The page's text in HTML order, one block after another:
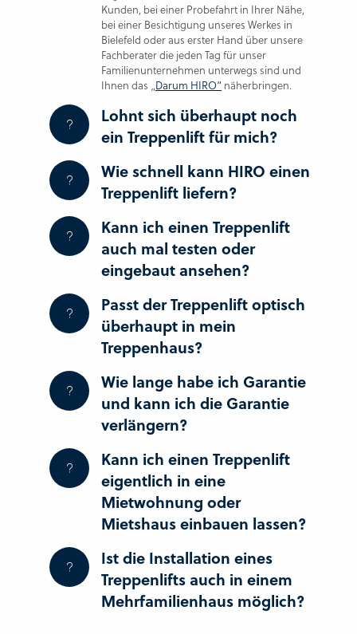
Kunden, bei einer Probefahrt in Ihrer Nähe,
bei einer Besichtigung unseres Werkes in
Bielefeld oder aus erster Hand über unsere
Fachberater die jeden Tag für unser
Familienunternehmen unterwegs sind und
Ihnen das „Darum HIRO“ näherbringen.
Lohnt sich überhaupt noch
ein Treppenlift für mich?
Wie schnell kann HIRO einen
Treppenlift liefern?
Kann ich einen Treppenlift
auch mal testen oder
eingebaut ansehen?
Passt der Treppenlift optisch
überhaupt in mein
Treppenhaus?
Wie lange habe ich Garantie
und kann ich die Garantie
verlängern?
Kann ich einen Treppenlift
eigentlich in eine
Mietwohnung oder
Mietshaus einbauen lassen?
Ist die Installation eines
Treppenlifts auch in einem
Mehrfamilienhaus möglich?